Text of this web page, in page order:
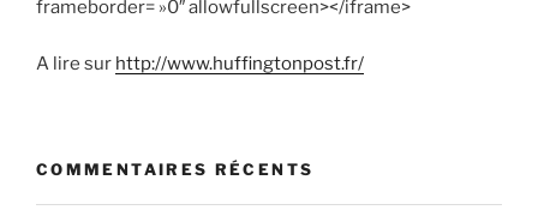
frameborder= »0″ allowfullscreen></iframe>
A lire sur http://www.huffingtonpost.fr/
COMMENTAIRES RÉCENTS